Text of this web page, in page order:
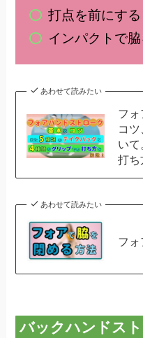
打点を前にする
インパクトで
あわせて読みたい
フォ
コ
い
打
あわせて読みたい
フ
バックハンドス